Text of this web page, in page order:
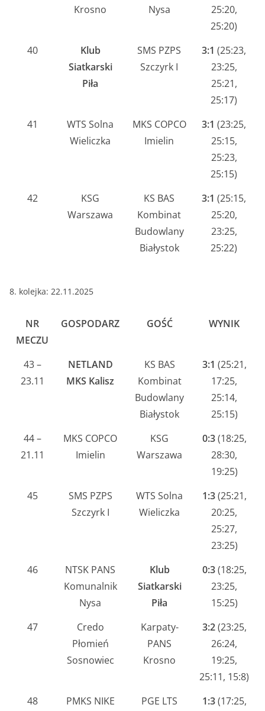
Krosno
Nysa
25:20,
25:20)
40
Klub
Siatkarski
Piła
SMS PZPS
Szczyrk I
3:1 (25:23,
23:25,
25:21,
25:17)
41
WTS Solna
Wieliczka
MKS COPCO
Imielin
3:1 (23:25,
25:15,
25:23,
25:15)
42
KSG
Warszawa
KS BAS
Kombinat
Budowlany
Białystok
3:1 (25:15,
25:20,
23:25,
25:22)
8. kolejka: 22.11.2025
NR
MECZU
GOSPODARZ GOŚĆ WYNIK
43 –
23.11
NETLAND
MKS Kalisz
KS BAS
Kombinat
Budowlany
Białystok
3:1 (25:21,
17:25,
25:14,
25:15)
44 –
21.11
MKS COPCO
Imielin
KSG
Warszawa
0:3(18:25,
28:30,
19:25)
45
SMS PZPS
Szczyrk I
WTS Solna
Wieliczka
1:3(25:21,
20:25,
25:27,
23:25)
46
NTSK PANS
Komunalnik
Nysa
Klub
Siatkarski
Piła
0:3(18:25,
23:25,
15:25)
47
Credo
Płomień
Sosnowiec
Karpaty-
PANS
Krosno
3:2(23:25,
26:24,
19:25,
25:11, 15:8)
48
PMKS NIKE
PGE LTS
1:3(17:25,